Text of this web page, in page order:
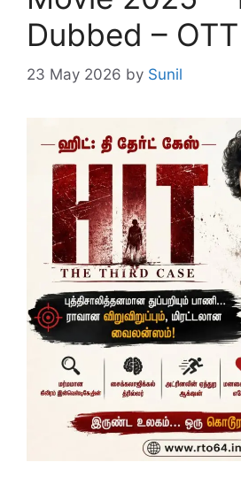
Dubbed –
23 May 2026 by Sunil